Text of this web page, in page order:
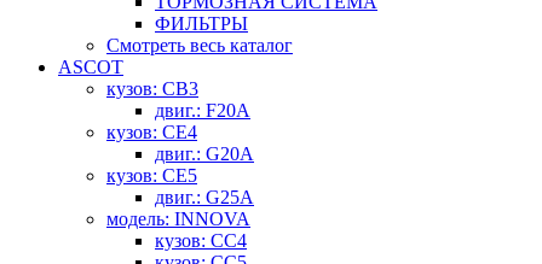
ФИЛЬТРЫ
Смотреть весь каталог
ASCOT
кузов: CB3
двиг.: F20A
кузов: CE4
двиг.: G20A
кузов: CE5
двиг.: G25A
модель: INNOVA
кузов: CC4